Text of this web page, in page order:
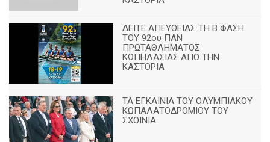
ΔΕΙΤΕ ΑΠΕΥΘΕΙΑΣ ΤΗ Β ΦΑΣΗ
ΤΟΥ 92ου ΠΑΝ
ΠΡΩΤΑΘΛΗΜΑΤΟΣ
ΚΩΠΗΛΑΣΙΑΣ ΑΠΟ ΤΗΝ
ΚΑΣΤΟΡΙΑ
TA ΕΓΚΑΙΝΙΑ ΤΟΥ ΟΛΥΜΠΙΑΚΟΥ
ΚΩΠΑΛΑΤΟΔΡΟΜΙΟΥ ΤΟΥ
ΣΧΟΙΝΙΑ